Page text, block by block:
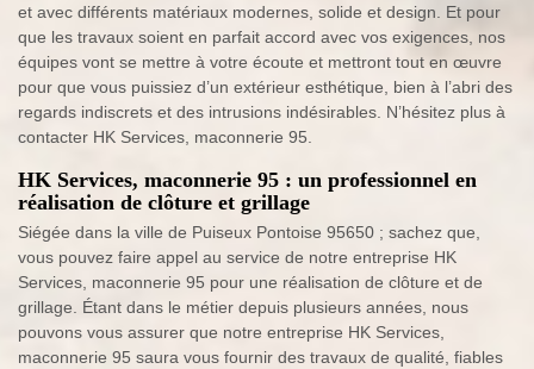
et avec différents matériaux modernes, solide et design. Et pour
que les travaux soient en parfait accord avec vos exigences, nos
équipes vont se mettre à votre écoute et mettront tout en œuvre
pour que vous puissiez d’un extérieur esthétique, bien à l’abri des
regards indiscrets et des intrusions indésirables. N’hésitez plus à
contacter HK Services, maconnerie 95.
HK Services, maconnerie 95 : un professionnel en
réalisation de clôture et grillage
Siégée dans la ville de Puiseux Pontoise 95650 ; sachez que,
vous pouvez faire appel au service de notre entreprise HK
Services, maconnerie 95 pour une réalisation de clôture et de
grillage. Étant dans le métier depuis plusieurs années, nous
pouvons vous assurer que notre entreprise HK Services,
maconnerie 95 saura vous fournir des travaux de qualité, fiables